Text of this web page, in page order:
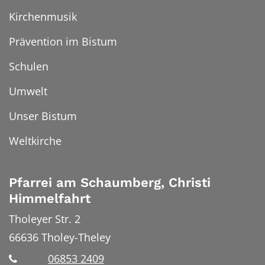
Kirchenmusik
Prävention im Bistum
Schulen
Umwelt
Unser Bistum
Weltkirche
Pfarrei am Schaumberg, Christi
Himmelfahrt
Tholeyer Str. 2
66636 Tholey-Theley
06853 2409